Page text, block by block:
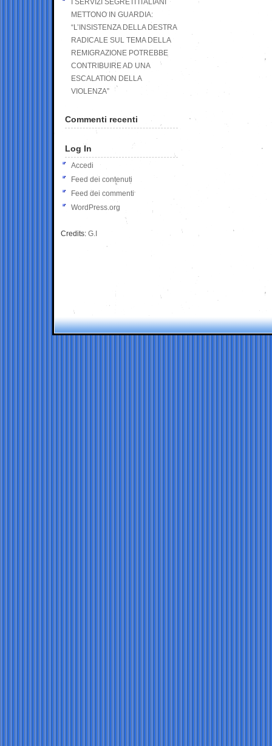
I SERVIZI SEGRETI ITALIANI
METTONO IN GUARDIA:
“L’INSISTENZA DELLA DESTRA
RADICALE SUL TEMA DELLA
REMIGRAZIONE POTREBBE
CONTRIBUIRE AD UNA
ESCALATION DELLA
VIOLENZA”
Commenti recenti
Log In
Accedi
Feed dei contenuti
Feed dei commenti
WordPress.org
Credits: G.I